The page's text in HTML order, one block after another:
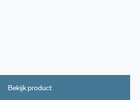
Bekijk product